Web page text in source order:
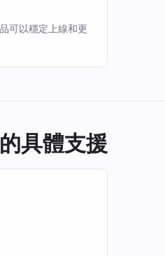
可以穩定上線和更
具體支援